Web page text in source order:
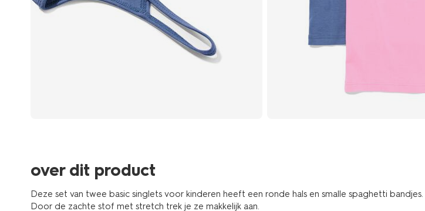
over dit product
Deze set van twee basic singlets voor kinderen heeft een ronde hals en smalle spaghetti bandjes.
Door de zachte stof met stretch trek je ze makkelijk aan.